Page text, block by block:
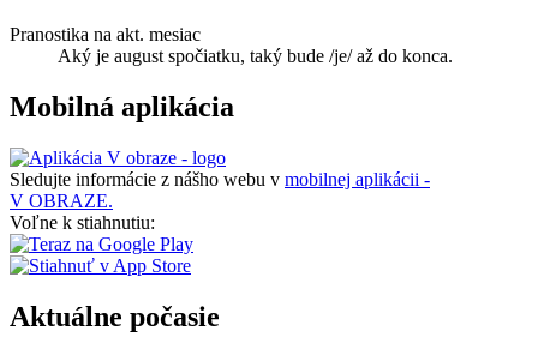
Pranostika na akt. mesiac
Aký je august spočiatku, taký bude /je/ až do konca.
Mobilná aplikácia
Sledujte informácie z nášho webu v mobilnej aplikácii -
V OBRAZE.
Voľne k stiahnutiu:
Aktuálne počasie